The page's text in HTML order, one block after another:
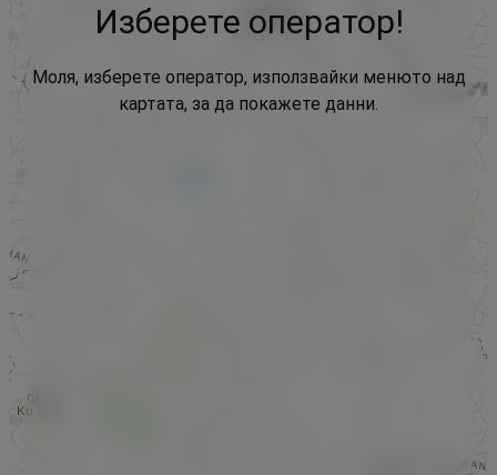
Изберете оператор!
Моля, изберете оператор, използвайки менюто над
картата, за да покажете данни.